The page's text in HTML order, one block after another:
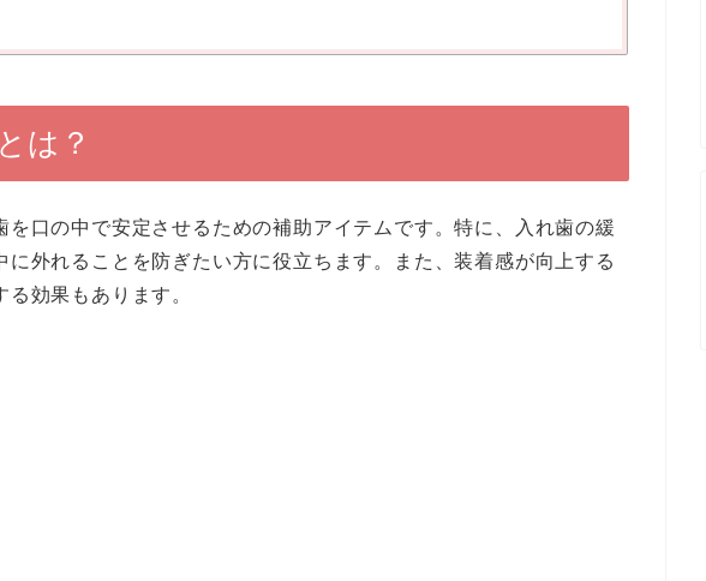
は？
を口の中で安定させるための補助アイテムです。特に、入れ歯の緩
に外れることを防ぎたい方に役立ちます。また、装着感が向上する
効果もあります。